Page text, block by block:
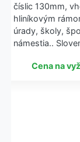
číslic 130mm,
hliníkovým
úrady, školy,
námestia..
Cena na